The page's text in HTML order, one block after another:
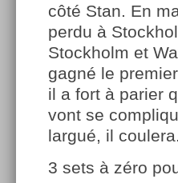
côté Stan. En
perdu à
Stockholm et
gagné le
il a fort à parier
vont se
largué, il
3 sets à zéro